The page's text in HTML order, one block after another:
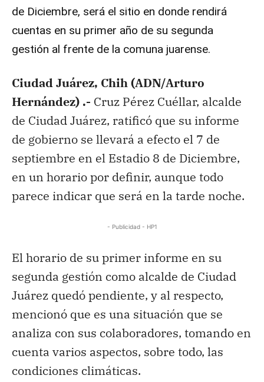
de Diciembre, será el sitio en donde rendirá
cuentas en su primer año de su segunda
gestión al frente de la comuna juarense.
Ciudad Juárez, Chih (ADN/Arturo
Hernández) .- Cruz Pérez Cuéllar, alcalde
de Ciudad Juárez, ratificó que su informe
de gobierno se llevará a efecto el 7 de
septiembre en el Estadio 8 de Diciembre,
en un horario por definir, aunque todo
parece indicar que será en la tarde noche.
- Publicidad - HP1
El horario de su primer informe en su
segunda gestión como alcalde de Ciudad
Juárez quedó pendiente, y al respecto,
mencionó que es una situación que se
analiza con sus colaboradores, tomando en
cuenta varios aspectos, sobre todo, las
condiciones climáticas.